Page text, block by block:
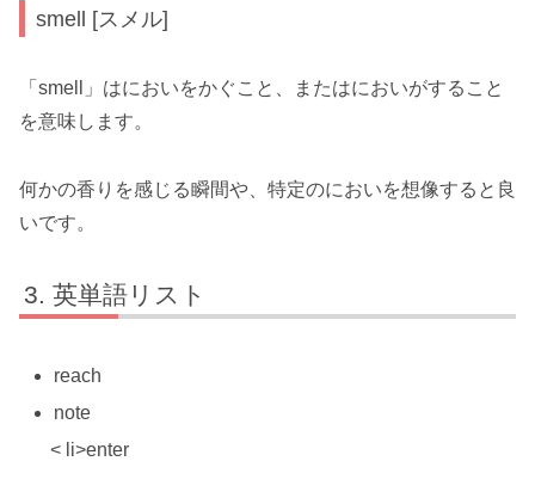
smell [スメル]
「smell」はにおいをかぐこと、またはにおいがすること
を意味します。
何かの香りを感じる瞬間や、特定のにおいを想像すると良
いです。
英単語リスト
reach
note
< li>enter